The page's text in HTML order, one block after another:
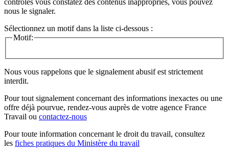
nous le signaler.
Sélectionnez un motif dans la liste ci-dessous :
Motif:
Nous vous rappelons que le signalement abusif est strictement
interdit.
Pour tout signalement concernant des informations inexactes ou une
offre déjà pourvue, rendez-vous auprès de votre agence France
Travail ou contactez-nous
Pour toute information concernant le droit du travail, consultez
les fiches pratiques du Ministère du travail